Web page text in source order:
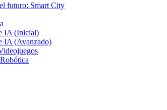
futuro: Smart City
IA (Inicial)
IA (Avanzado)